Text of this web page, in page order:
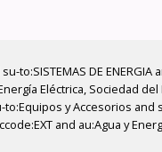
DE
Eléctrica, Sociedad del
y Accesorios
and au:Agua y